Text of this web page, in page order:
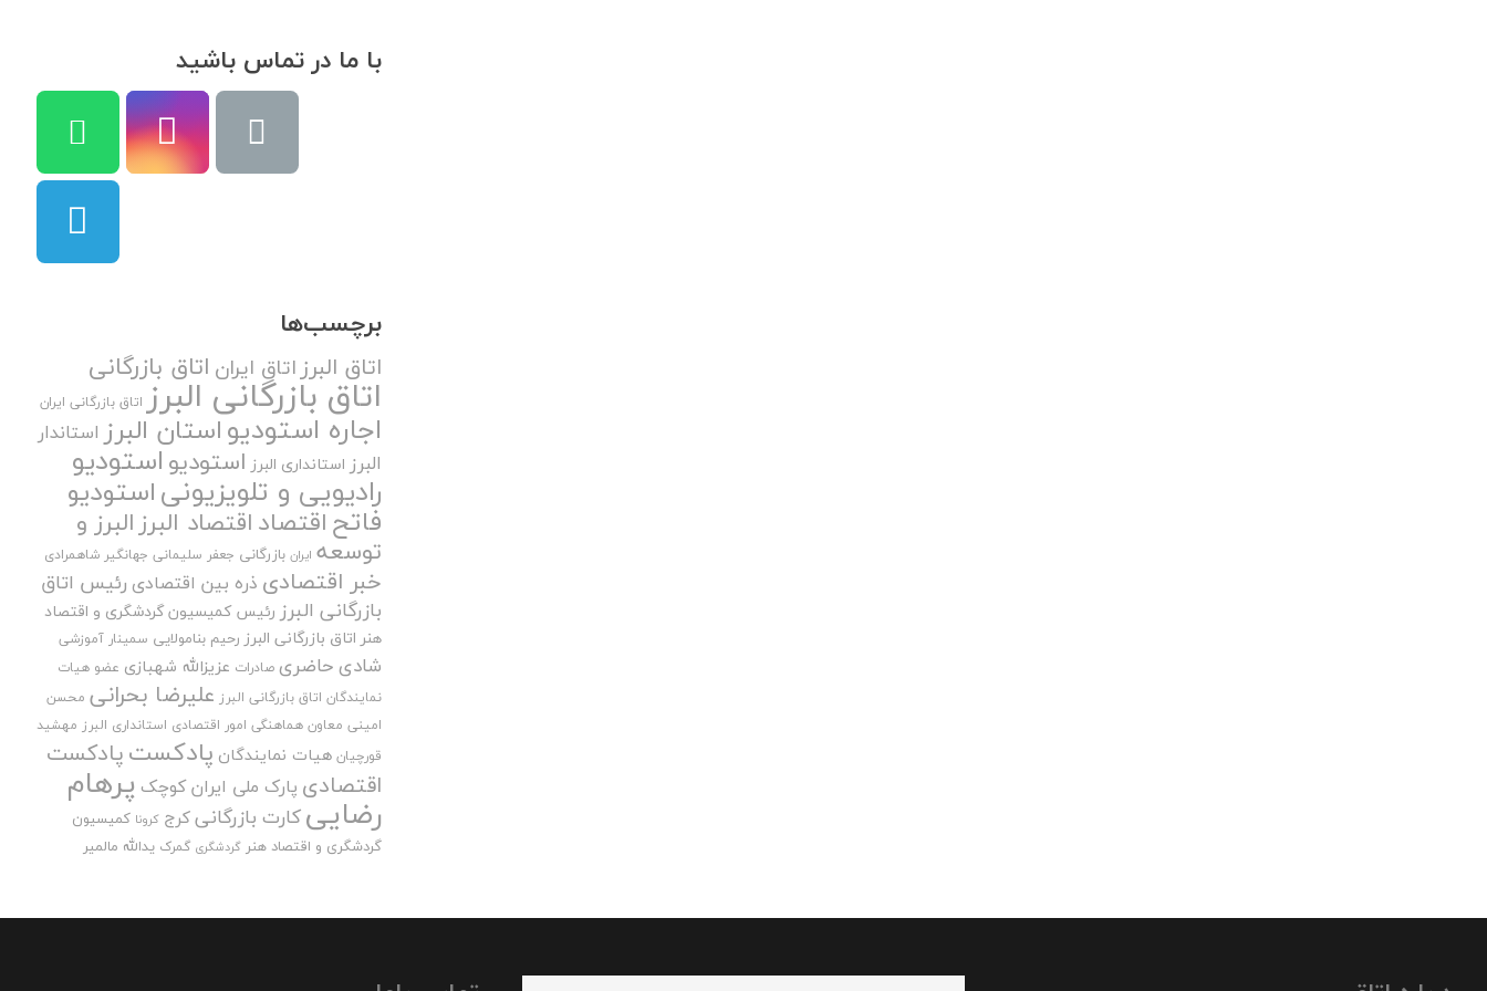
با ما در تماس باشید
برچسب‌ها
اتاق البرزاتاق ایران اتاق بازرگانی
اتاق بازرگانی البرز اتاق بازرگانی ایران
اجاره استودیواستان البرز استاندار
البرز استانداری البرز استودیواستودیو
رادیویی و تلویزیونیاستودیو
فاتحاقتصاداقتصاد البرزالبرز و
توسعه ایران بازرگانی جعفر سلیمانی جهانگیر شاهمرادی
خبر اقتصادی ذره بین اقتصادی رئیس اتاق
بازرگانی البرز رئیس کمیسیون گردشگری و اقتصاد
هنر اتاق بازرگانی البرز رحیم بنامولایی سمینار آموزشی
شادی حاضری صادرات عزیزالله شهبازی عضو هیات
نمایندگان اتاق بازرگانی البرز علیرضا بحرانی محسن
امینی معاون هماهنگی امور اقتصادی استانداری البرز مهشید
قورچیان هیات نمایندگان پادکستپادکست
اقتصادی پارک ملی ایران کوچک پرهام
رضاییکارت بازرگانیکرج کرونا کمیسیون
گردشگری و اقتصاد هنر گردشگری گمرک یدالله مالمیر